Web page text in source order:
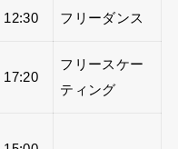
12:30 フリーダンス
17:20
フリースケー
ティング